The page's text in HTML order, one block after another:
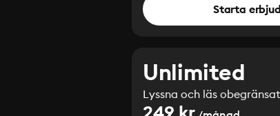
Starta
Unlimited
Lyssna och läs